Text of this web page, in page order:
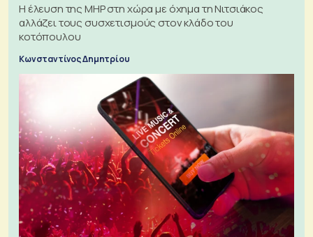
H έλευση της MHP στη χώρα με όχημα τη Νιτσιάκος
αλλάζει τους συσχετισμούς στον κλάδο του
κοτόπουλου
Κωνσταντίνος Δημητρίου